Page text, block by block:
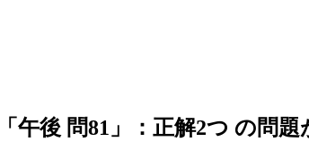
午後 問81」：正解2つ の問題